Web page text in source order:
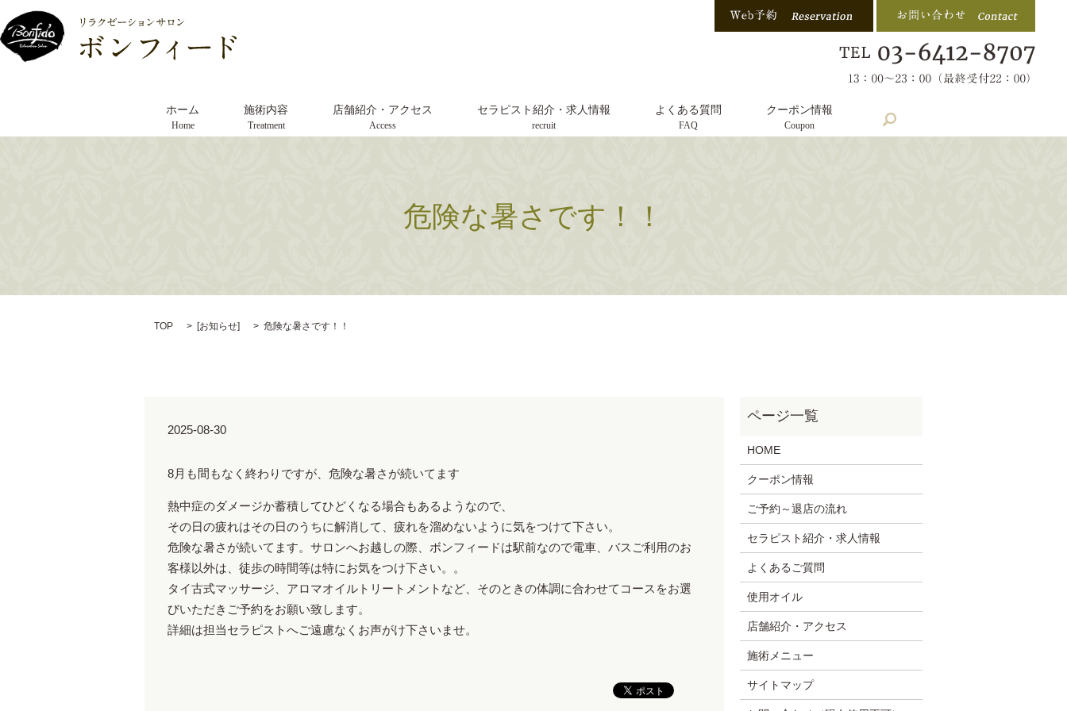
ホーム
Home
施術内容
Treatment
店舗紹介・アクセス
Access
セラピスト紹介・求人情報
recruit
よくある質問
FAQ
クーポン情報
Coupon
危険な暑さです！！
TOP [お知らせ] 危険な暑さです！！
2025-08-30
8月も間もなく終わりですが、危険な暑さが続いてます
熱中症のダメージか蓄積してひどくなる場合もあるようなので、
その日の疲れはその日のうちに解消して、疲れを溜めないように気をつけて下さい。
危険な暑さが続いてます。サロンへお越しの際、ボンフィードは駅前なので電車、バスご利用のお
客様以外は、徒歩の時間等は特にお気をつけ下さい。。
タイ古式マッサージ、アロマオイルトリートメントなど、そのときの体調に合わせてコースをお選
びいただきご予約をお願い致します。
詳細は担当セラピストへご遠慮なくお声がけ下さいませ。
HOME
クーポン情報
ご予約～退店の流れ
セラピスト紹介・求人情報
よくあるご質問
使用オイル
店舗紹介・アクセス
施術メニュー
サイトマップ